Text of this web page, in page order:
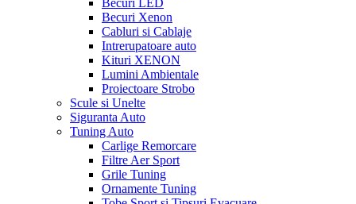
Becuri LED
Becuri Xenon
Cabluri si Cablaje
Intrerupatoare auto
Kituri XENON
Lumini Ambientale
Proiectoare Strobo
Scule si Unelte
Siguranta Auto
Tuning Auto
Carlige Remorcare
Filtre Aer Sport
Grile Tuning
Ornamente Tuning